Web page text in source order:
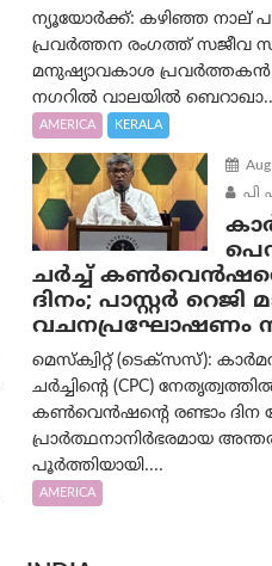
ന്യൂയോര്‍ക്ക്: കഴിഞ്ഞ നാല്
പ്രവർത്തന രംഗത്ത് സജീവ
മനുഷ്യാവകാശ
നഗറിൽ വാലയിൽ
AMERICA KERALA
പി
ചർച്ച്
ദിനം; പാസ്റ്റർ റെജി
വചനപ്രഘോഷണം
മെസ്‌ക്വിറ്റ് (ടെക്സസ്):
ചർച്ചിന്റെ (CPC)
കൺവെൻഷന്റെ രണ്ടാം
പ്രാർത്ഥനാനിർഭരമായ
പൂർത്തിയായി....
AMERICA